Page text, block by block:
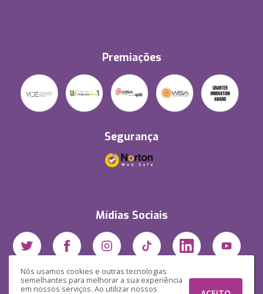
Nós usamos cookies e outras tecnologias
semelhantes para melhorar a sua experiência
em nossos serviços. Ao utilizar nossos
Premiações
Segurança
Mídias Sociais